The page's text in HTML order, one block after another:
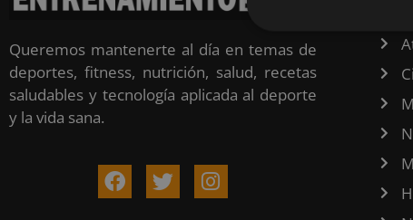
Queremos mantenerte al día en temas de
deportes, fitness, nutrición, salud, recetas
saludables y tecnología aplicada al deporte
y la vida sana.